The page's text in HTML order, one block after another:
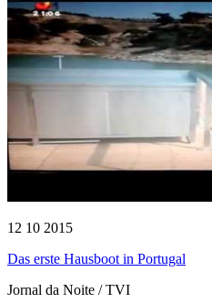
12 10 2015
Das erste Hausboot in Portugal
Jornal da Noite / TVI